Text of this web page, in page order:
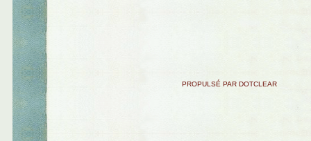
PROPULSÉ PAR DOTCLEAR